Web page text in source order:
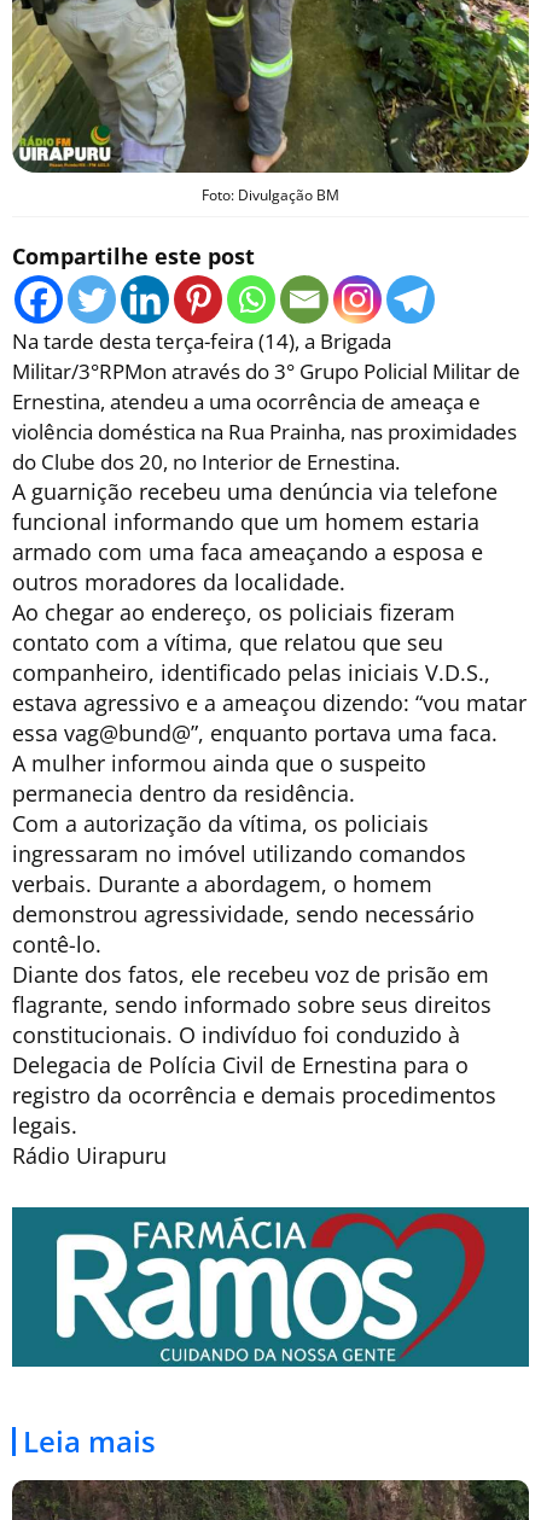
Foto: Divulgação BM
Compartilhe este post
Na tarde desta terça-feira (14), a Brigada
Militar/3°RPMon através do 3° Grupo Policial Militar de
Ernestina, atendeu a uma ocorrência de ameaça e
violência doméstica na Rua Prainha, nas proximidades
do Clube dos 20, no Interior de Ernestina.
A guarnição recebeu uma denúncia via telefone
funcional informando que um homem estaria
armado com uma faca ameaçando a esposa e
outros moradores da localidade.
Ao chegar ao endereço, os policiais fizeram
contato com a vítima, que relatou que seu
companheiro, identificado pelas iniciais V.D.S.,
estava agressivo e a ameaçou dizendo: “vou matar
essa vag@bund@”, enquanto portava uma faca.
A mulher informou ainda que o suspeito
permanecia dentro da residência.
Com a autorização da vítima, os policiais
ingressaram no imóvel utilizando comandos
verbais. Durante a abordagem, o homem
demonstrou agressividade, sendo necessário
contê-lo.
Diante dos fatos, ele recebeu voz de prisão em
flagrante, sendo informado sobre seus direitos
constitucionais. O indivíduo foi conduzido à
Delegacia de Polícia Civil de Ernestina para o
registro da ocorrência e demais procedimentos
legais.
Rádio Uirapuru
Leia mais